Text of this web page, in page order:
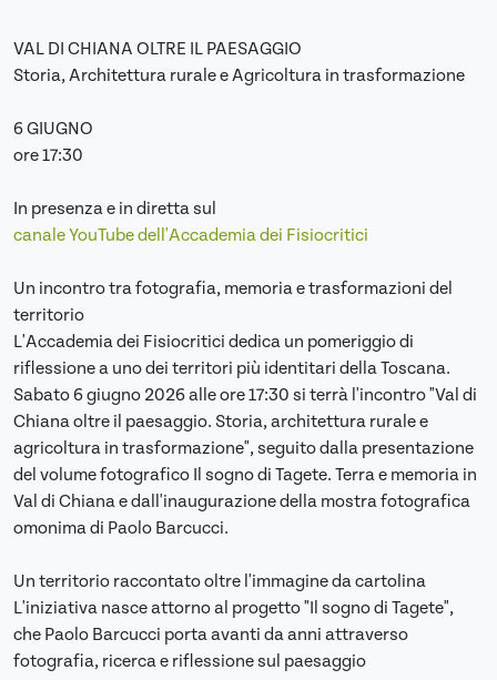
VAL DI CHIANA OLTRE IL PAESAGGIO
Storia, Architettura rurale e Agricoltura in trasformazione
6 GIUGNO
ore 17:30
In presenza e in diretta sul
canale YouTube dell'Accademia dei Fisiocritici
Un incontro tra fotografia, memoria e trasformazioni del
territorio
L'Accademia dei Fisiocritici dedica un pomeriggio di
riflessione a uno dei territori più identitari della Toscana.
Sabato 6 giugno 2026 alle ore 17:30 si terrà l'incontro "Val di
Chiana oltre il paesaggio. Storia, architettura rurale e
agricoltura in trasformazione", seguito dalla presentazione
del volume fotografico Il sogno di Tagete. Terra e memoria in
Val di Chiana e dall'inaugurazione della mostra fotografica
omonima di Paolo Barcucci.
Un territorio raccontato oltre l'immagine da cartolina
L'iniziativa nasce attorno al progetto "Il sogno di Tagete",
che Paolo Barcucci porta avanti da anni attraverso
fotografia, ricerca e riflessione sul paesaggio